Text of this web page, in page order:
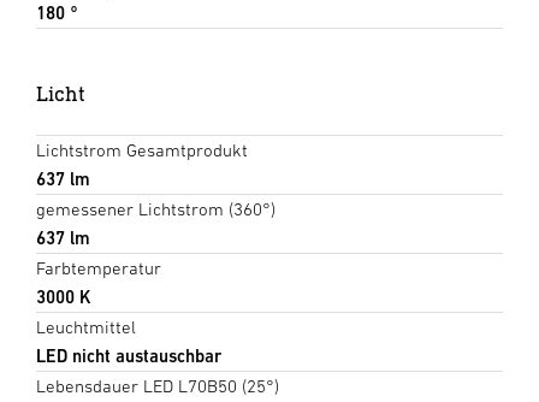
180 °
Licht
Lichtstrom Gesamtprodukt
637 lm
gemessener Lichtstrom (360°)
637 lm
Farbtemperatur
3000 K
Leuchtmittel
LED nicht austauschbar
Lebensdauer LED L70B50 (25°)